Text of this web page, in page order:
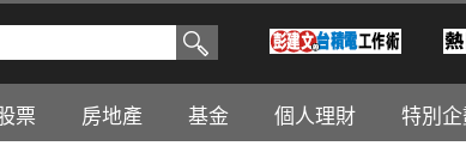
票 房地產 基金 個人理財 特別企